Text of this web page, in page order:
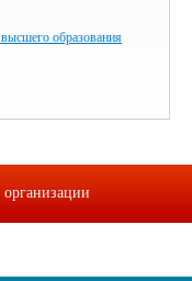
образования
организации